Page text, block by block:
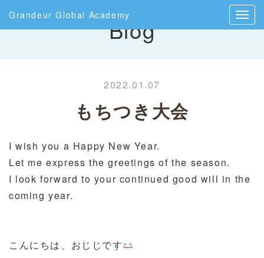
Grandeur Global AcademyBlog
2022.01.07
もちつき大会
I wish you a Happy New Year.
Let me express the greetings of the season.
I look forward to your continued good will in the
coming year.
こんにちは、おじじです